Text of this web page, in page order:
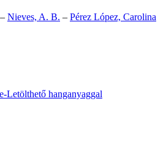
– Nieves, A. B. – Pérez López, Carolina
Letölthető hanganyaggal